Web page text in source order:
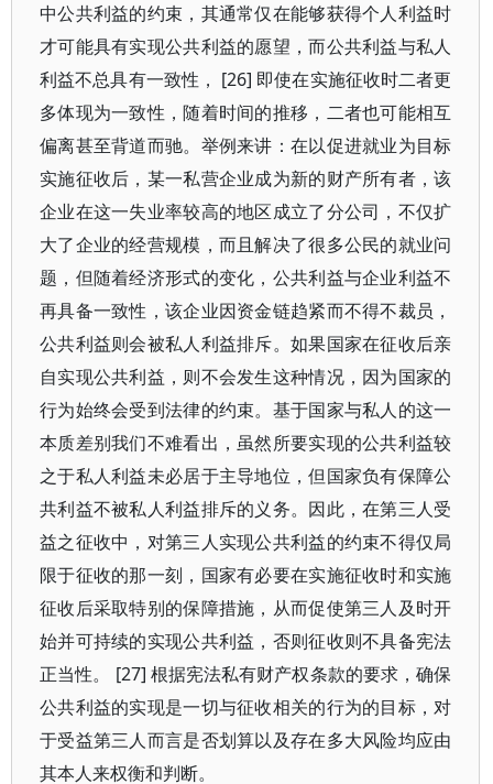
中公共利益的约束，其通常仅在能够获得个人利益时
才可能具有实现公共利益的愿望，而公共利益与私人
利益不总具有一致性， [26] 即使在实施征收时二者更
多体现为一致性，随着时间的推移，二者也可能相互
偏离甚至背道而驰。举例来讲：在以促进就业为目标
实施征收后，某一私营企业成为新的财产所有者，该
企业在这一失业率较高的地区成立了分公司，不仅扩
大了企业的经营规模，而且解决了很多公民的就业问
题，但随着经济形式的变化，公共利益与企业利益不
再具备一致性，该企业因资金链趋紧而不得不裁员，
公共利益则会被私人利益排斥。如果国家在征收后亲
自实现公共利益，则不会发生这种情况，因为国家的
行为始终会受到法律的约束。基于国家与私人的这一
本质差别我们不难看出，虽然所要实现的公共利益较
之于私人利益未必居于主导地位，但国家负有保障公
共利益不被私人利益排斥的义务。因此，在第三人受
益之征收中，对第三人实现公共利益的约束不得仅局
限于征收的那一刻，国家有必要在实施征收时和实施
征收后采取特别的保障措施，从而促使第三人及时开
始并可持续的实现公共利益，否则征收则不具备宪法
正当性。 [27] 根据宪法私有财产权条款的要求，确保
公共利益的实现是一切与征收相关的行为的目标，对
于受益第三人而言是否划算以及存在多大风险均应由
其本人来权衡和判断。